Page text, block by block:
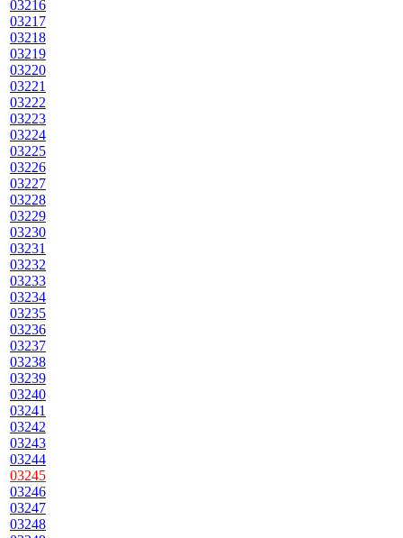
03216
03217
03218
03219
03220
03221
03222
03223
03224
03225
03226
03227
03228
03229
03230
03231
03232
03233
03234
03235
03236
03237
03238
03239
03240
03241
03242
03243
03244
03245
03246
03247
03248